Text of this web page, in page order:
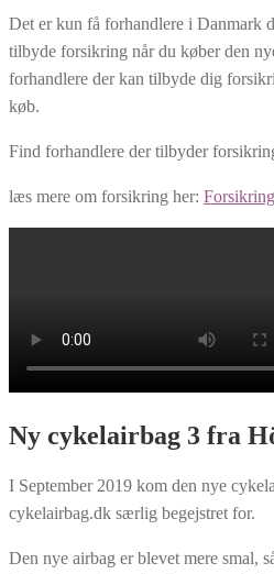
Det er kun få forhandlere i Danmark
tilbyde forsikring når du køber den
forhandlere der kan tilbyde dig
køb.
Find forhandlere der tilbyder
læs mere om forsikring her:
Ny cykelairbag 3 fra
I September 2019 kom den nye
cykelairbag.dk særlig begejstret for.
Den nye airbag er blevet mere smal,